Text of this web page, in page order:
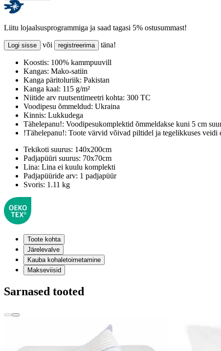
Liitu lojaalsusprogrammiga ja saad tagasi 5% ostusummast!
Logi sisse või registreerima täna!
Koostis: 100% kammpuuvill
Kangas: Mako-satiin
Kanga päritoluriik: Pakistan
Kanga kaal: 115 g/m²
Niitide arv ruutsentimeetri kohta: 300 TC
Voodipesu õmmeldud: Ukraina
Kinnis: Lukkudega
Tähelepanu!: Voodipesukomplektid õmmeldakse kuni 5 cm
!Tähelepanu!: Toote värvid võivad piltidel ja tegelikkuses veidi
Tekikoti suurus: 140x200cm
Padjapüüri suurus: 70x70cm
Lina: Lina ei kuulu komplekti
Padjapüüride arv: 1 padjapüür
Svoris: 1.11 kg
Toote kohta
Järelevalve
Kauba kohaletoimetamine
Makseviisid
Sarnased tooted